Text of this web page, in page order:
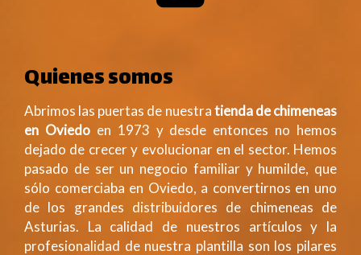
Quienes somos
Abrimos las puertas de nuestratienda de chimeneas
en Oviedoen 1973 y desde entonces no hemos
dejado de crecer y evolucionar en el sector. Hemos
pasado de ser un negocio familiar y humilde, que
sólo comerciaba en Oviedo, a convertirnos en uno
de los grandes distribuidores de chimeneas de
Asturias. La calidad de nuestros artículos y la
profesionalidad de nuestra plantilla son los pilares